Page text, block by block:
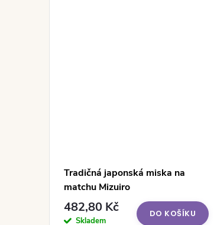
Tradičná japonská miska na
matchu Mizuiro
482,80 Kč
Skladem
DO KOŠÍKU